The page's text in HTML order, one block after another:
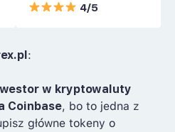
4/5
:
w kryptowaluty
Coinbase, bo to jedna z
główne tokeny o